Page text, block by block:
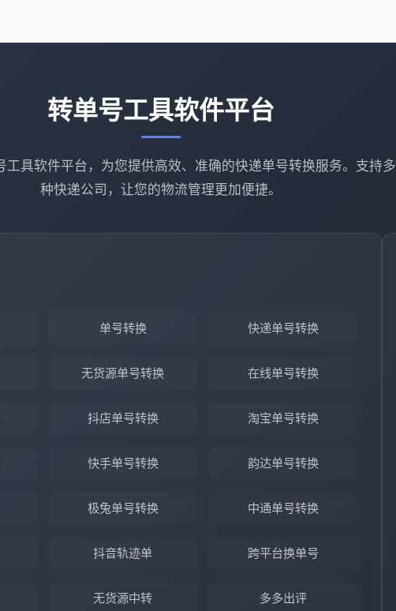
转单号工具软件平台
工具软件平台，为您提供高效、准确的快递单号转换服务。支持多
种快递公司，让您的物流管理更加便捷。
单号转换 快递单号转换
无货源单号转换 在线单号转换
抖店单号转换 淘宝单号转换
快手单号转换 韵达单号转换
极兔单号转换 中通单号转换
抖音轨迹单 跨平台换单号
无货源中转 多多出评